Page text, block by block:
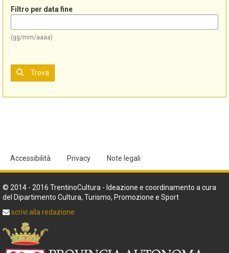
Filtro per data fine
(gg/mm/aaaa)
Trova
Accessibilità Privacy Note legali
© 2014 - 2016 TrentinoCultura - Ideazione e coordinamento a cura
del Dipartimento Cultura, Turismo, Promozione e Sport
scrivi alla redazione